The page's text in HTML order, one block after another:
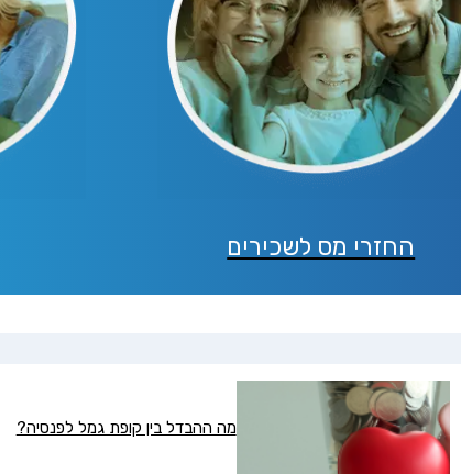
החזרי מס לשכירים
מה ההבדל בין קופת גמל לפנסיה?